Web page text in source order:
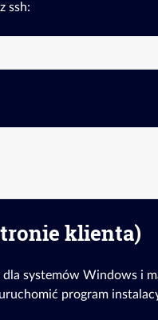
ssh:
klienta)
systemów Windows i
program